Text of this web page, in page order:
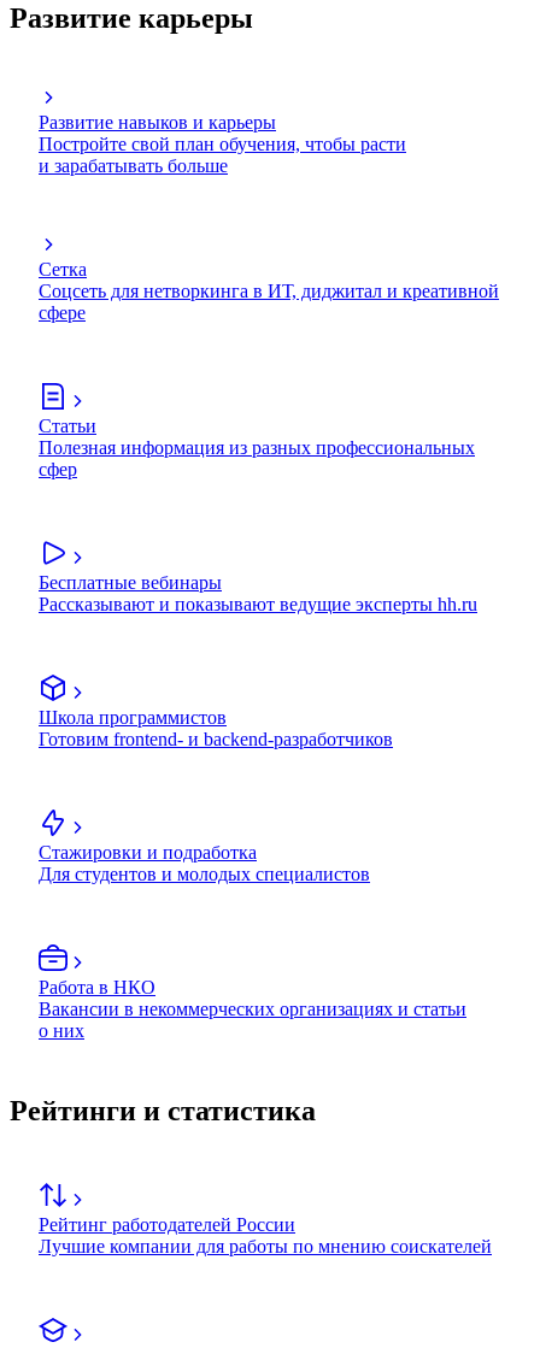
Развитие карьеры
Развитие навыков и карьеры
Постройте свой план обучения, чтобы расти
и зарабатывать больше
Сетка
Соцсеть для нетворкинга в ИТ, диджитал и креативной
сфере
Статьи
Полезная информация из разных профессиональных
сфер
Бесплатные вебинары
Рассказывают и показывают ведущие эксперты hh.ru
Школа программистов
Готовим frontend- и backend-разработчиков
Стажировки и подработка
Для студентов и молодых специалистов
Работа в НКО
Вакансии в некоммерческих организациях и статьи
о них
Рейтинги и статистика
Рейтинг работодателей России
Лучшие компании для работы по мнению соискателей